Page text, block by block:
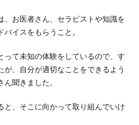
、お医者さん、セラピストや知識を
イスをもらうこと。
って未知の体験をしているので、す
が、自分が適切なことをできるよう
聞きました。
と、そこに向かって取り組んでいけ